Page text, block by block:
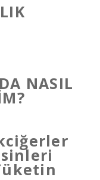
NASIL